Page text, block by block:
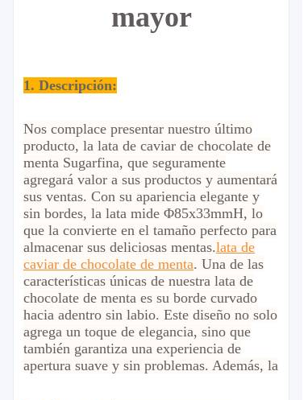
mayor
1. Descripción:
Nos complace presentar nuestro último
producto, la lata de caviar de chocolate de
menta Sugarfina, que seguramente
agregará valor a sus productos y aumentará
sus ventas. Con su apariencia elegante y
sin bordes, la lata mide Φ85x33mmH, lo
que la convierte en el tamaño perfecto para
almacenar sus deliciosas mentas.lata de
caviar de chocolate de menta. Una de las
características únicas de nuestra lata de
chocolate de menta es su borde curvado
hacia adentro sin labio. Este diseño no solo
agrega un toque de elegancia, sino que
también garantiza una experiencia de
apertura suave y sin problemas. Además, la